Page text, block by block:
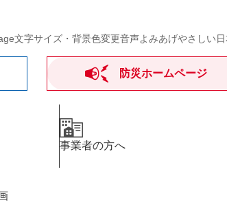
文字サイズ・背景色変更音声よみあげやさしい
防災ホームページ
事業者の方へ